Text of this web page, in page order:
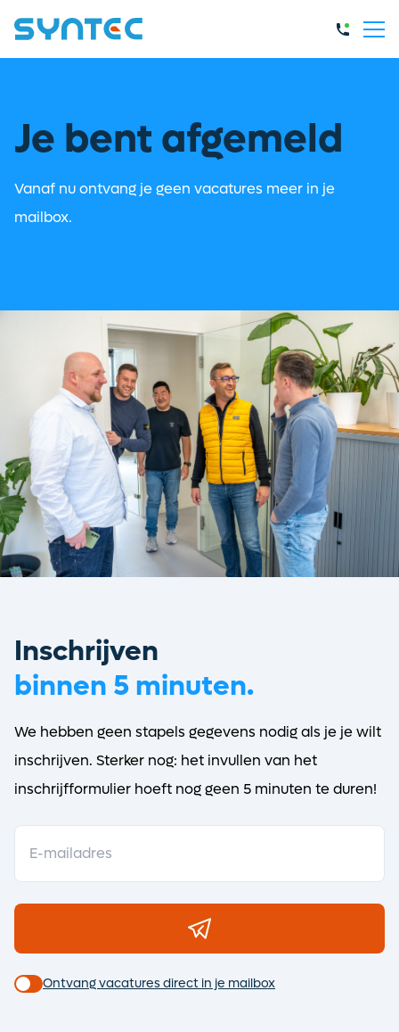
Je bent afgemeld
Vanaf nu ontvang je geen vacatures meer in je
mailbox.
Inschrijven
binnen 5 minuten.
We hebben geen stapels gegevens nodig als je je wilt
inschrijven. Sterker nog: het invullen van het
inschrijfformulier hoeft nog geen 5 minuten te duren!
Ontvang vacatures direct in je mailbox
Ontvang vacatures direct in
je mailbox